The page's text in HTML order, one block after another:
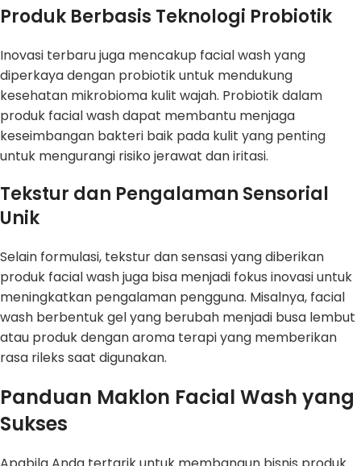
Produk Berbasis Teknologi Probiotik
Inovasi terbaru juga mencakup facial wash yang
diperkaya dengan probiotik untuk mendukung
kesehatan mikrobioma kulit wajah. Probiotik dalam
produk facial wash dapat membantu menjaga
keseimbangan bakteri baik pada kulit yang penting
untuk mengurangi risiko jerawat dan iritasi.
Tekstur dan Pengalaman Sensorial
Unik
Selain formulasi, tekstur dan sensasi yang diberikan
produk facial wash juga bisa menjadi fokus inovasi untuk
meningkatkan pengalaman pengguna. Misalnya, facial
wash berbentuk gel yang berubah menjadi busa lembut
atau produk dengan aroma terapi yang memberikan
rasa rileks saat digunakan.
Panduan Maklon Facial Wash yang
Sukses